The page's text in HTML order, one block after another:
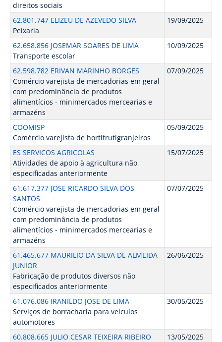
direitos sociais
62.801.747 ELIZEU DE AZEVEDO SILVA
Peixaria
19/09/2025
62.658.856 JOSEMAR SOARES DE LIMA
Transporte escolar
10/09/2025
62.598.782 ERIVAN MARINHO BORGES
Comércio varejista de mercadorias em geral
com predominância de produtos
alimentícios - minimercados mercearias e
armazéns
07/09/2025
COOMISP
Comércio varejista de hortifrutigranjeiros
05/09/2025
ES SERVICOS AGRICOLAS
Atividades de apoio à agricultura não
especificadas anteriormente
15/07/2025
61.617.377 JOSE RICARDO SILVA DOS
SANTOS
Comércio varejista de mercadorias em geral
com predominância de produtos
alimentícios - minimercados mercearias e
armazéns
07/07/2025
61.465.677 MAURILIO DA SILVA DE ALMEIDA
JUNIOR
Fabricação de produtos diversos não
especificados anteriormente
26/06/2025
61.076.086 IRANILDO JOSE DE LIMA
Serviços de borracharia para veículos
automotores
30/05/2025
60.808.665 JULIO CESAR TEIXEIRA RIBEIRO 13/05/2025